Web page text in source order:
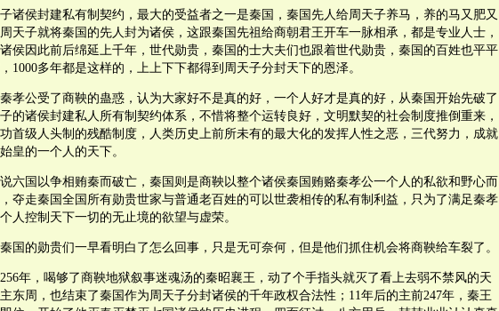
诸侯封建私有制契约，最大的受益者之一是秦国，秦国先人给周天子养马，养的马又肥又
天子就将秦国的先人封为诸侯，这跟秦国先祖给商朝君王开车一脉相承，都是专业人士，
侯因此前后绵延上千年，世代勋贵，秦国的士大夫们也跟着世代勋贵，秦国的百姓也平平
1000多年都是这样的，上上下下都得到周天子分封天下的恩泽。
孝公受了商鞅的蛊惑，认为大家好不是真的好，一个人好才是真的好，从秦国开始先破了
的诸侯封建私人所有制契约体系，不惜将整个运转良好，文明默契的社会制度推倒重来，
首级人头制的残酷制度，人类历史上前所未有的最大化的发挥人性之恶，三代努力，成就
皇的一个人的天下。
六国以争相贿秦而破亡，秦国则是商鞅以整个诸侯秦国贿赂秦孝公一个人的私欲和野心而
夺走秦国全国所有勋贵世家与普通老百姓的可以世袭相传的私有制利益，只为了满足秦孝
人控制天下一切的无止境的欲望与虚荣。
国的勋贵们一早看明白了怎么回事，只是无可奈何，但是他们抓住机会将商鞅给车裂了。
年，喝够了商鞅地狱叙事迷魂汤的秦昭襄王，动了个手指头就灭了看上去弱不禁风的天
东周，也结束了秦国作为周天子分封诸侯的千年政权合法性；11年后的主前247年，秦王